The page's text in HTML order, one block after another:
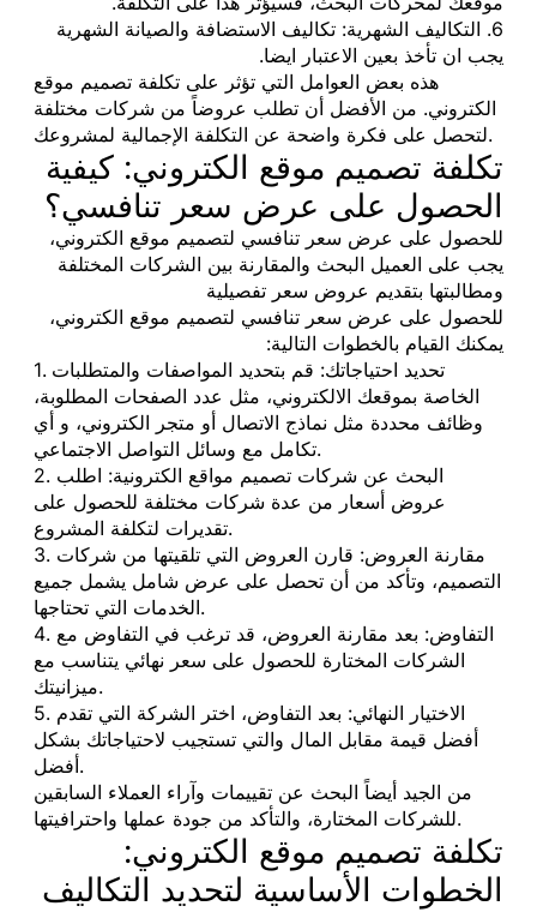
6. التكاليف الشهرية: تكاليف الاستضافة والصيانة الشهرية
يجب ان تأخذ بعين الاعتبار ايضا.
هذه بعض العوامل التي تؤثر على تكلفة تصميم موقع
الكتروني. من الأفضل أن تطلب عروضاً من شركات مختلفة
لتحصل على فكرة واضحة عن التكلفة الإجمالية لمشروعك.
تكلفة تصميم موقع الكتروني: كيفية
الحصول على عرض سعر تنافسي؟
للحصول على عرض سعر تنافسي لتصميم موقع الكتروني،
يجب على العميل البحث والمقارنة بين الشركات المختلفة
ومطالبتها بتقديم عروض سعر تفصيلية
للحصول على عرض سعر تنافسي لتصميم موقع الكتروني،
يمكنك القيام بالخطوات التالية:
1. تحديد احتياجاتك: قم بتحديد المواصفات والمتطلبات
الخاصة بموقعك الالكتروني، مثل عدد الصفحات المطلوبة،
وظائف محددة مثل نماذج الاتصال أو متجر الكتروني، و أي
تكامل مع وسائل التواصل الاجتماعي.
2. البحث عن شركات تصميم مواقع الكترونية: اطلب
عروض أسعار من عدة شركات مختلفة للحصول على
تقديرات لتكلفة المشروع.
3. مقارنة العروض: قارن العروض التي تلقيتها من شركات
التصميم، وتأكد من أن تحصل على عرض شامل يشمل جميع
الخدمات التي تحتاجها.
4. التفاوض: بعد مقارنة العروض، قد ترغب في التفاوض مع
الشركات المختارة للحصول على سعر نهائي يتناسب مع
ميزانيتك.
5. الاختيار النهائي: بعد التفاوض، اختر الشركة التي تقدم
أفضل قيمة مقابل المال والتي تستجيب لاحتياجاتك بشكل
أفضل.
من الجيد أيضاً البحث عن تقييمات وآراء العملاء السابقين
للشركات المختارة، والتأكد من جودة عملها واحترافيتها.
تكلفة تصميم موقع الكتروني:
الخطوات الأساسية لتحديد التكاليف